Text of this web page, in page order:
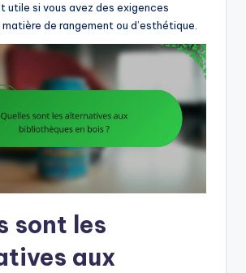
utile si vous avez des exigences
de rangement ou d’esthétique.
sont les
aux